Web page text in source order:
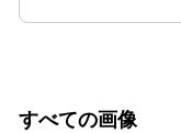
すべての画像